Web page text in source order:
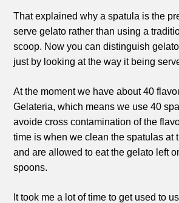
That explained why a spatula is the
serve gelato rather than using a
scoop. Now you can distinguish
just by looking at the way it being
At the moment we have about 40
Gelateria, which means we use 40
avoide cross contamination of the
time is when we clean the spatulas at
and are allowed to eat the gelato left
spoons.
It took me a lot of time to get used to